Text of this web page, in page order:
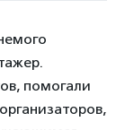
помогали